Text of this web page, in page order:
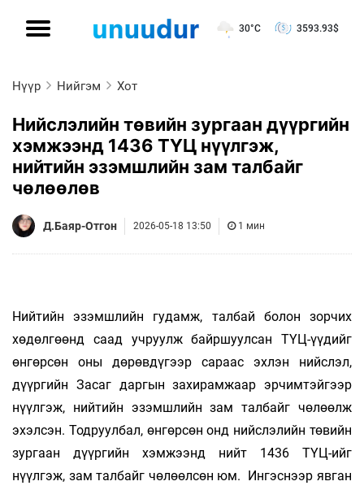
30°C 3593.93$
Нүүр Нийгэм Хот
Нийслэлийн төвийн зургаан дүүргийн
хэмжээнд 1436 ТҮЦ нүүлгэж,
нийтийн эзэмшлийн зам талбайг
чөлөөлөв
Д.Баяр-Отгон 2026-05-18 13:50 1 мин
Нийтийн эзэмшлийн гудамж, талбай болон зорчих
хөдөлгөөнд саад учруулж байршуулсан ТҮЦ-үүдийг
өнгөрсөн оны дөрөвдүгээр сараас эхлэн нийслэл,
дүүргийн Засаг даргын захирамжаар эрчимтэйгээр
нүүлгэж, нийтийн эзэмшлийн зам талбайг чөлөөлж
эхэлсэн. Тодруулбал, өнгөрсөн онд нийслэлийн төвийн
зургаан дүүргийн хэмжээнд нийт 1436 ТҮЦ-ийг
нүүлгэж, зам талбайг чөлөөлсөн юм. Ингэснээр явган